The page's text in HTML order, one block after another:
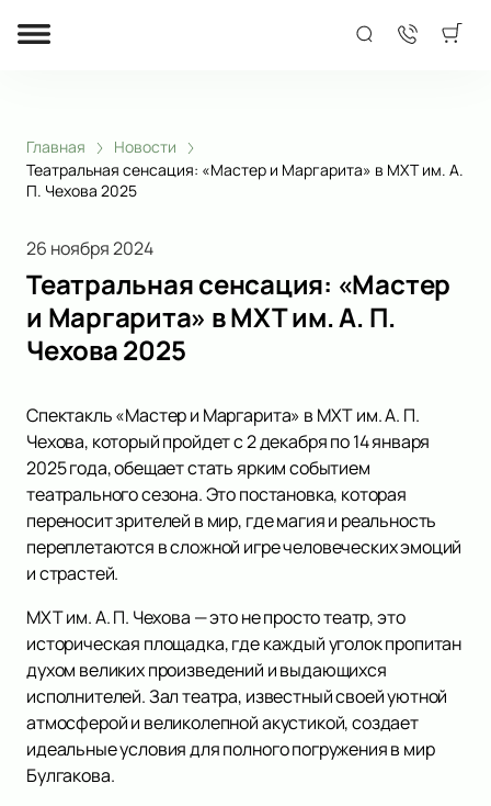
Главная
Новости
Театральная сенсация: «Мастер и Маргарита» в МХТ им. А.
П. Чехова 2025
26 ноября 2024
Театральная сенсация: «Мастер
и Маргарита» в МХТ им. А. П.
Чехова 2025
Спектакль «Мастер и Маргарита» в МХТ им. А. П.
Чехова, который пройдет с 2 декабря по 14 января
2025 года, обещает стать ярким событием
театрального сезона. Это постановка, которая
переносит зрителей в мир, где магия и реальность
переплетаются в сложной игре человеческих эмоций
и страстей.
МХТ им. А. П. Чехова — это не просто театр, это
историческая площадка, где каждый уголок пропитан
духом великих произведений и выдающихся
исполнителей. Зал театра, известный своей уютной
атмосферой и великолепной акустикой, создает
идеальные условия для полного погружения в мир
Булгакова.